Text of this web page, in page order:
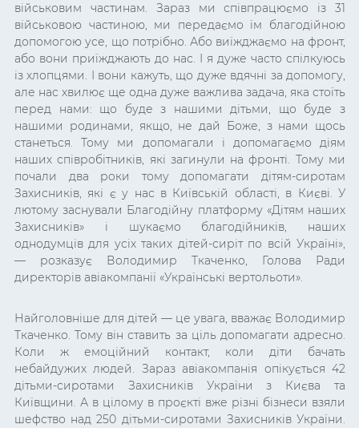
військовим частинам. Зараз ми співпрацюємо із 31
військовою частиною, ми передаємо їм благодійною
допомогою усе, що потрібно. Або виїжджаємо на фронт,
або вони приїжджають до нас. І я дуже часто спілкуюсь
із хлопцями. І вони кажуть, що дуже вдячні за допомогу,
але нас хвилює ще одна дуже важлива задача, яка стоїть
перед нами: що буде з нашими дітьми, що буде з
нашими родинами, якщо, не дай Боже, з нами щось
станеться. Тому ми допомагали і допомагаємо діям
наших співробітників, які загинули на фронті. Тому ми
почали два роки тому допомагати дітям-сиротам
Захисників, які є у нас в Київській області, в Києві. У
лютому заснували Благодійну платформу «Дітям наших
Захисників» і шукаємо благодійників, наших
однодумців для усіх таких дітей-сиріт по всій Україні»,
— розказує Володимир Ткаченко, Голова Ради
директорів авіакомпанії «Українські вертольоти».
Найголовніше для дітей — це увага, вважає Володимир
Ткаченко. Тому він ставить за ціль допомагати адресно.
Коли ж емоційний контакт, коли діти бачать
небайдужих людей. Зараз авіакомпанія опікується 42
дітьми-сиротами Захисників України з Києва та
Київщини. А в цілому в проєкті вже різні бізнеси взяли
шефство над 250 дітьми-сиротами Захисників України.